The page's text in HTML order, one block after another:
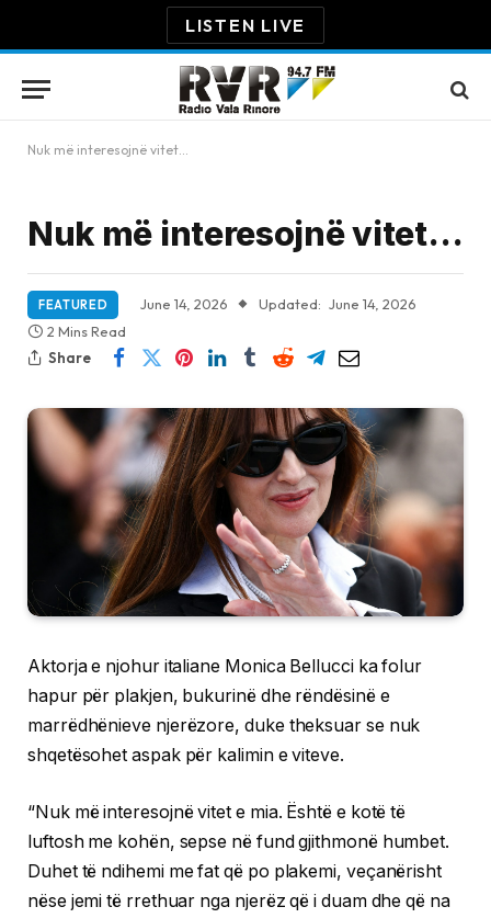
LISTEN LIVE
Nuk më interesojnë vitet…
Nuk më interesojnë vitet…
FEATURED June 14, 2026 Updated: June 14, 2026
2 Mins Read
Share
Aktorja e njohur italiane Monica Bellucci ka folur
hapur për plakjen, bukurinë dhe rëndësinë e
marrëdhënieve njerëzore, duke theksuar se nuk
shqetësohet aspak për kalimin e viteve.
“Nuk më interesojnë vitet e mia. Është e kotë të
luftosh me kohën, sepse në fund gjithmonë humbet.
Duhet të ndihemi me fat që po plakemi, veçanërisht
nëse jemi të rrethuar nga njerëz që i duam dhe që na